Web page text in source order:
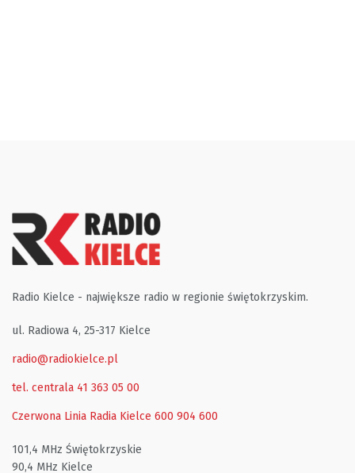
Radio Kielce - największe radio w regionie świętokrzyskim.
ul. Radiowa 4, 25-317 Kielce
radio@radiokielce.pl
tel. centrala 41 363 05 00
Czerwona Linia Radia Kielce 600 904 600
101,4 MHz Świętokrzyskie
90,4 MHz Kielce